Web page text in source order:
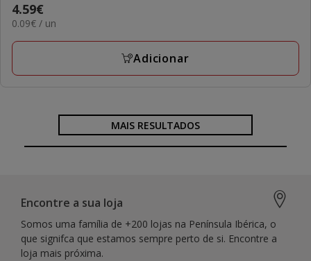
Preço
4.59€
4.59€
0.09€
UN
0.09€ / un
Adicionar
MAIS RESULTADOS
Encontre a sua loja
Somos uma família de +200 lojas na Península Ibérica, o
que signifca que estamos sempre perto de si. Encontre a
loja mais próxima.